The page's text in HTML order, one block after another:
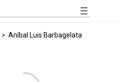
> Aníbal Luis Barbagelata